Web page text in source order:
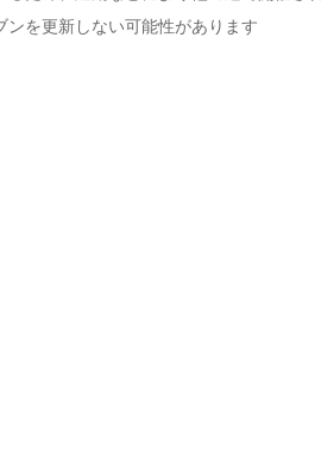
を更新しない可能性があります